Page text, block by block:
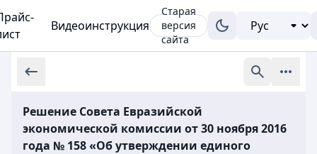
Видеоинструкция
Старая
версия
сайта
Решение Совета Евразийской
экономической комиссии от 30 ноября 2016
года № 158 «Об утверждении единого